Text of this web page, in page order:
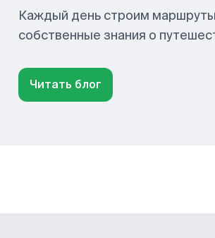
Каждый день строим маршруты
собственные знания о
Читать блог